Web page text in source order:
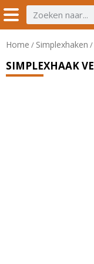
Home / Simplexhaken /
SIMPLEXHAAK